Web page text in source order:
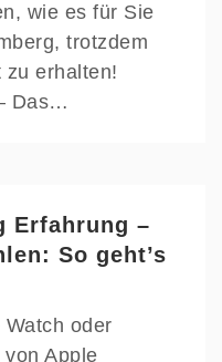
wie es für Sie
trotzdem
zu erhalten!
Das…
Erfahrung –
So geht’s
oder
Apple